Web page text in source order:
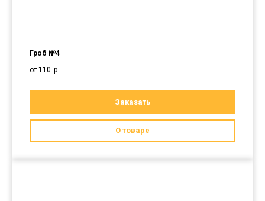
Гроб №4
от 110 р.
Заказать
О товаре